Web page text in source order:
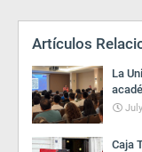
Artículos
La
Caja